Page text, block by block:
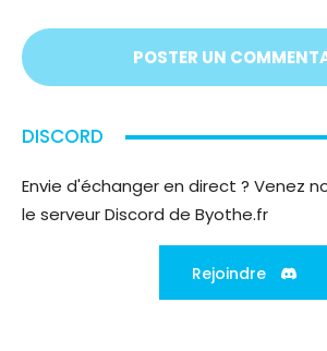
;)
DISCORD
Envie d'échanger en direct ? Venez
le serveur Discord de Byothe.fr
Rejoindre